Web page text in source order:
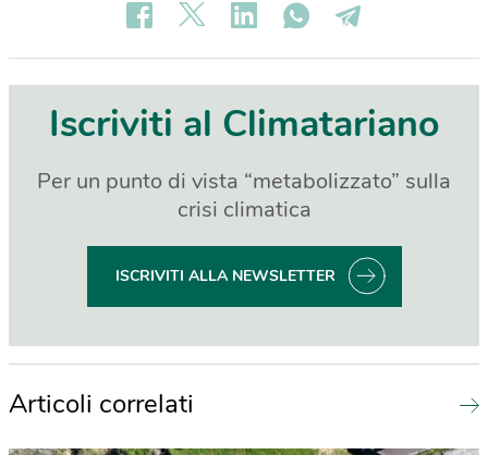
Iscriviti al Climatariano
Per un punto di vista “metabolizzato” sulla
crisi climatica
ISCRIVITI ALLA NEWSLETTER
Articoli correlati